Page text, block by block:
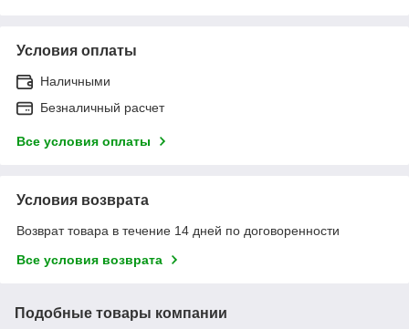
Условия оплаты
Наличными
Безналичный расчет
Все условия оплаты
Условия возврата
Возврат товара в течение 14 дней по договоренности
Все условия возврата
Подобные товары компании